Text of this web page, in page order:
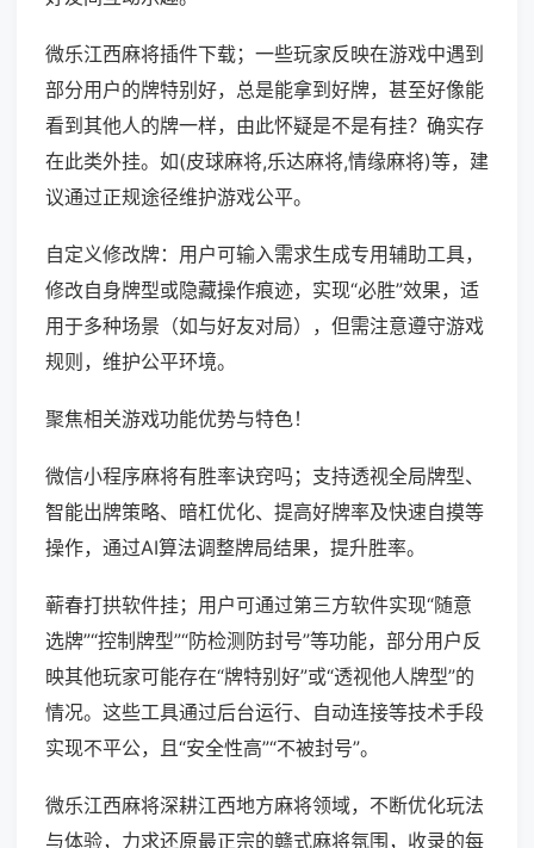
微乐江西麻将插件下载；一些玩家反映在游戏中遇到
部分用户的牌特别好，总是能拿到好牌，甚至好像能
看到其他人的牌一样，由此怀疑是不是有挂？确实存
在此类外挂。如(皮球麻将,乐达麻将,情缘麻将)等，建
议通过正规途径维护游戏公平。
自定义修改牌：用户可输入需求生成专用辅助工具，
修改自身牌型或隐藏操作痕迹，实现“必胜”效果，适
用于多种场景（如与好友对局），但需注意遵守游戏
规则，维护公平环境。
聚焦相关游戏功能优势与特色！
微信小程序麻将有胜率诀窍吗；支持透视全局牌型、
智能出牌策略、暗杠优化、提高好牌率及快速自摸等
操作，通过AI算法调整牌局结果，提升胜率。
蕲春打拱软件挂；用户可通过第三方软件实现“随意
选牌”“控制牌型”“防检测防封号”等功能，部分用户反
映其他玩家可能存在“牌特别好”或“透视他人牌型”的
情况。这些工具通过后台运行、自动连接等技术手段
实现不平公，且“安全性高”“不被封号”。
微乐江西麻将深耕江西地方麻将领域，不断优化玩法
与体验，力求还原最正宗的赣式麻将氛围，收录的每